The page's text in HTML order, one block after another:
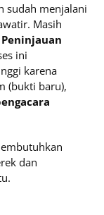
sudah menjalani
Masih
Peninjauan
ini
karena
(bukti baru),
dan